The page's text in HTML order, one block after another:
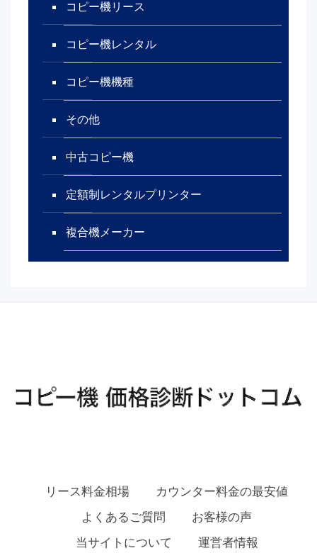
コピー機リース
コピー機レンタル
コピー機機種
その他
中古コピー機
定額制レンタルプリンター
複合機メーカー
リース料金相場
カウンター料金の最安値
よくあるご質問
お客様の声
当サイトについて
運営者情報